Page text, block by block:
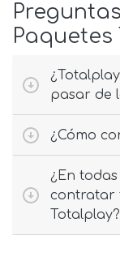
pasar de
¿Cómo
¿En
contratar
Totalplay?